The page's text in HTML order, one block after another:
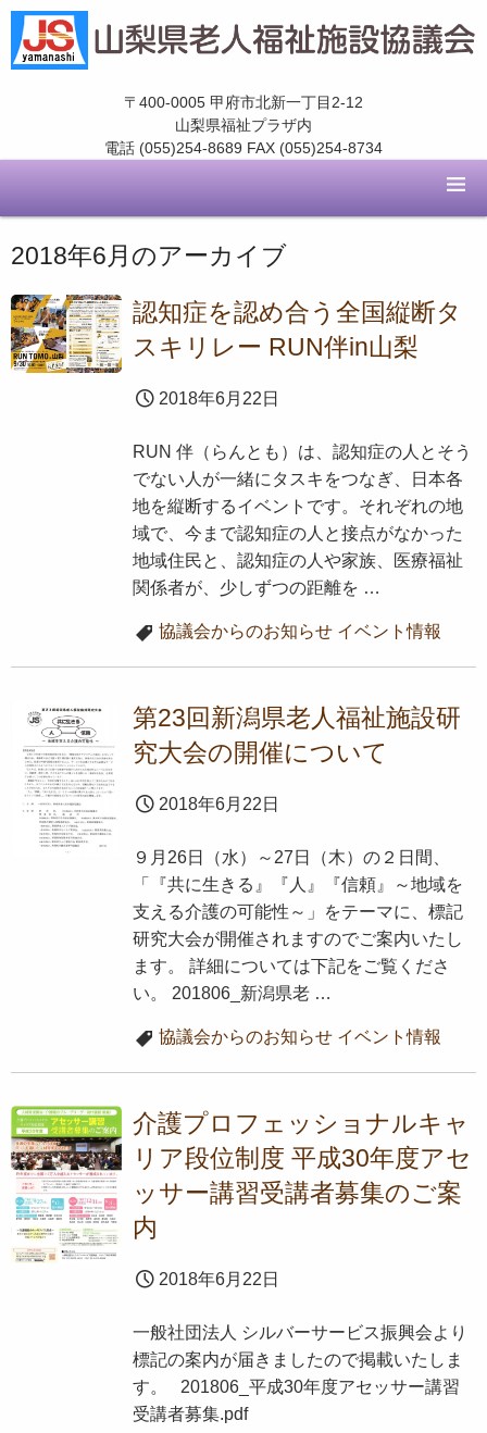
〒400-0005 甲府市北新一丁目2-12
山梨県福祉プラザ内
電話 (055)254-8689 FAX (055)254-8734
2018年6月 のアーカイブ
認知症を認め合う全国縦断タ
スキリレー RUN伴in山梨
2018年6月22日
RUN 伴（らんとも）は、認知症の人とそう
でない人が一緒にタスキをつなぎ、日本各
地を縦断するイベントです。それぞれの地
域で、今まで認知症の人と接点がなかった
地域住民と、認知症の人や家族、医療福祉
関係者が、少しずつの距離を …
協議会からのお知らせ イベント情報
第23回新潟県老人福祉施設研
究大会の開催について
2018年6月22日
９月26日（水）～27日（木）の２日間、
「『共に生きる』『人』『信頼』～地域を
支える介護の可能性～」をテーマに、標記
研究大会が開催されますのでご案内いたし
ます。 詳細については下記をご覧くださ
い。 201806_新潟県老 …
協議会からのお知らせ イベント情報
介護プロフェッショナルキャ
リア段位制度 平成30年度アセ
ッサー講習受講者募集のご案
内
2018年6月22日
一般社団法人 シルバーサービス振興会より
標記の案内が届きましたので掲載いたしま
す。 201806_平成30年度アセッサー講習
受講者募集.pdf